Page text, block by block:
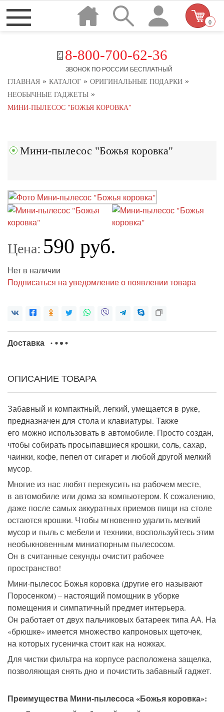
8-800-700-62-36
ЗВОНОК ПО РОССИИ БЕСПЛАТНЫЙ
0
ГЛАВНАЯ » КАТАЛОГ » ОРИГИНАЛЬНЫЕ ПОДАРКИ »
НЕОБЫЧНЫЕ ГАДЖЕТЫ »
МИНИ-ПЫЛЕСОС "БОЖЬЯ КОРОВКА"
Мини-пылесос "Божья коровка"
Цена: 590 руб.
Нет в наличии
Подписаться на уведомление о появлении товара
Доставка
ОПИСАНИЕ ТОВАРА
Забавный и компактный, легкий, умещается в руке,
предназначен для стола и клавиатуры. Также
его можно использовать в автомобиле. Просто создан,
чтобы собирать просыпавшиеся крошки, соль, сахар,
чаинки, кофе, пепел от сигарет и любой другой мелкий
мусор.
Многие из нас любят перекусить на рабочем месте,
в автомобиле или дома за компьютером. К сожалению,
даже после самых аккуратных приемов пищи на столе
остаются крошки. Чтобы мгновенно удалить мелкий
мусор и пыль с мебели и техники, воспользуйтесь этим
необыкновенным миниатюрным пылесосом.
Он в считанные секунды очистит рабочее
пространство!
Мини-пылесос Божья коровка (другие его называют
Поросенком) – настоящий помощник в уборке
помещения и симпатичный предмет интерьера.
Он работает от двух пальчиковых батареек типа АА. На
«брюшке» имеется множество капроновых щеточек,
на которых гусеничка стоит как на ножках.
Для чистки фильтра на корпусе расположена защелка,
позволяющая снять дно и почистить забавный гаджет.
Преимущества Мини-пылесоса «Божья коровка»: